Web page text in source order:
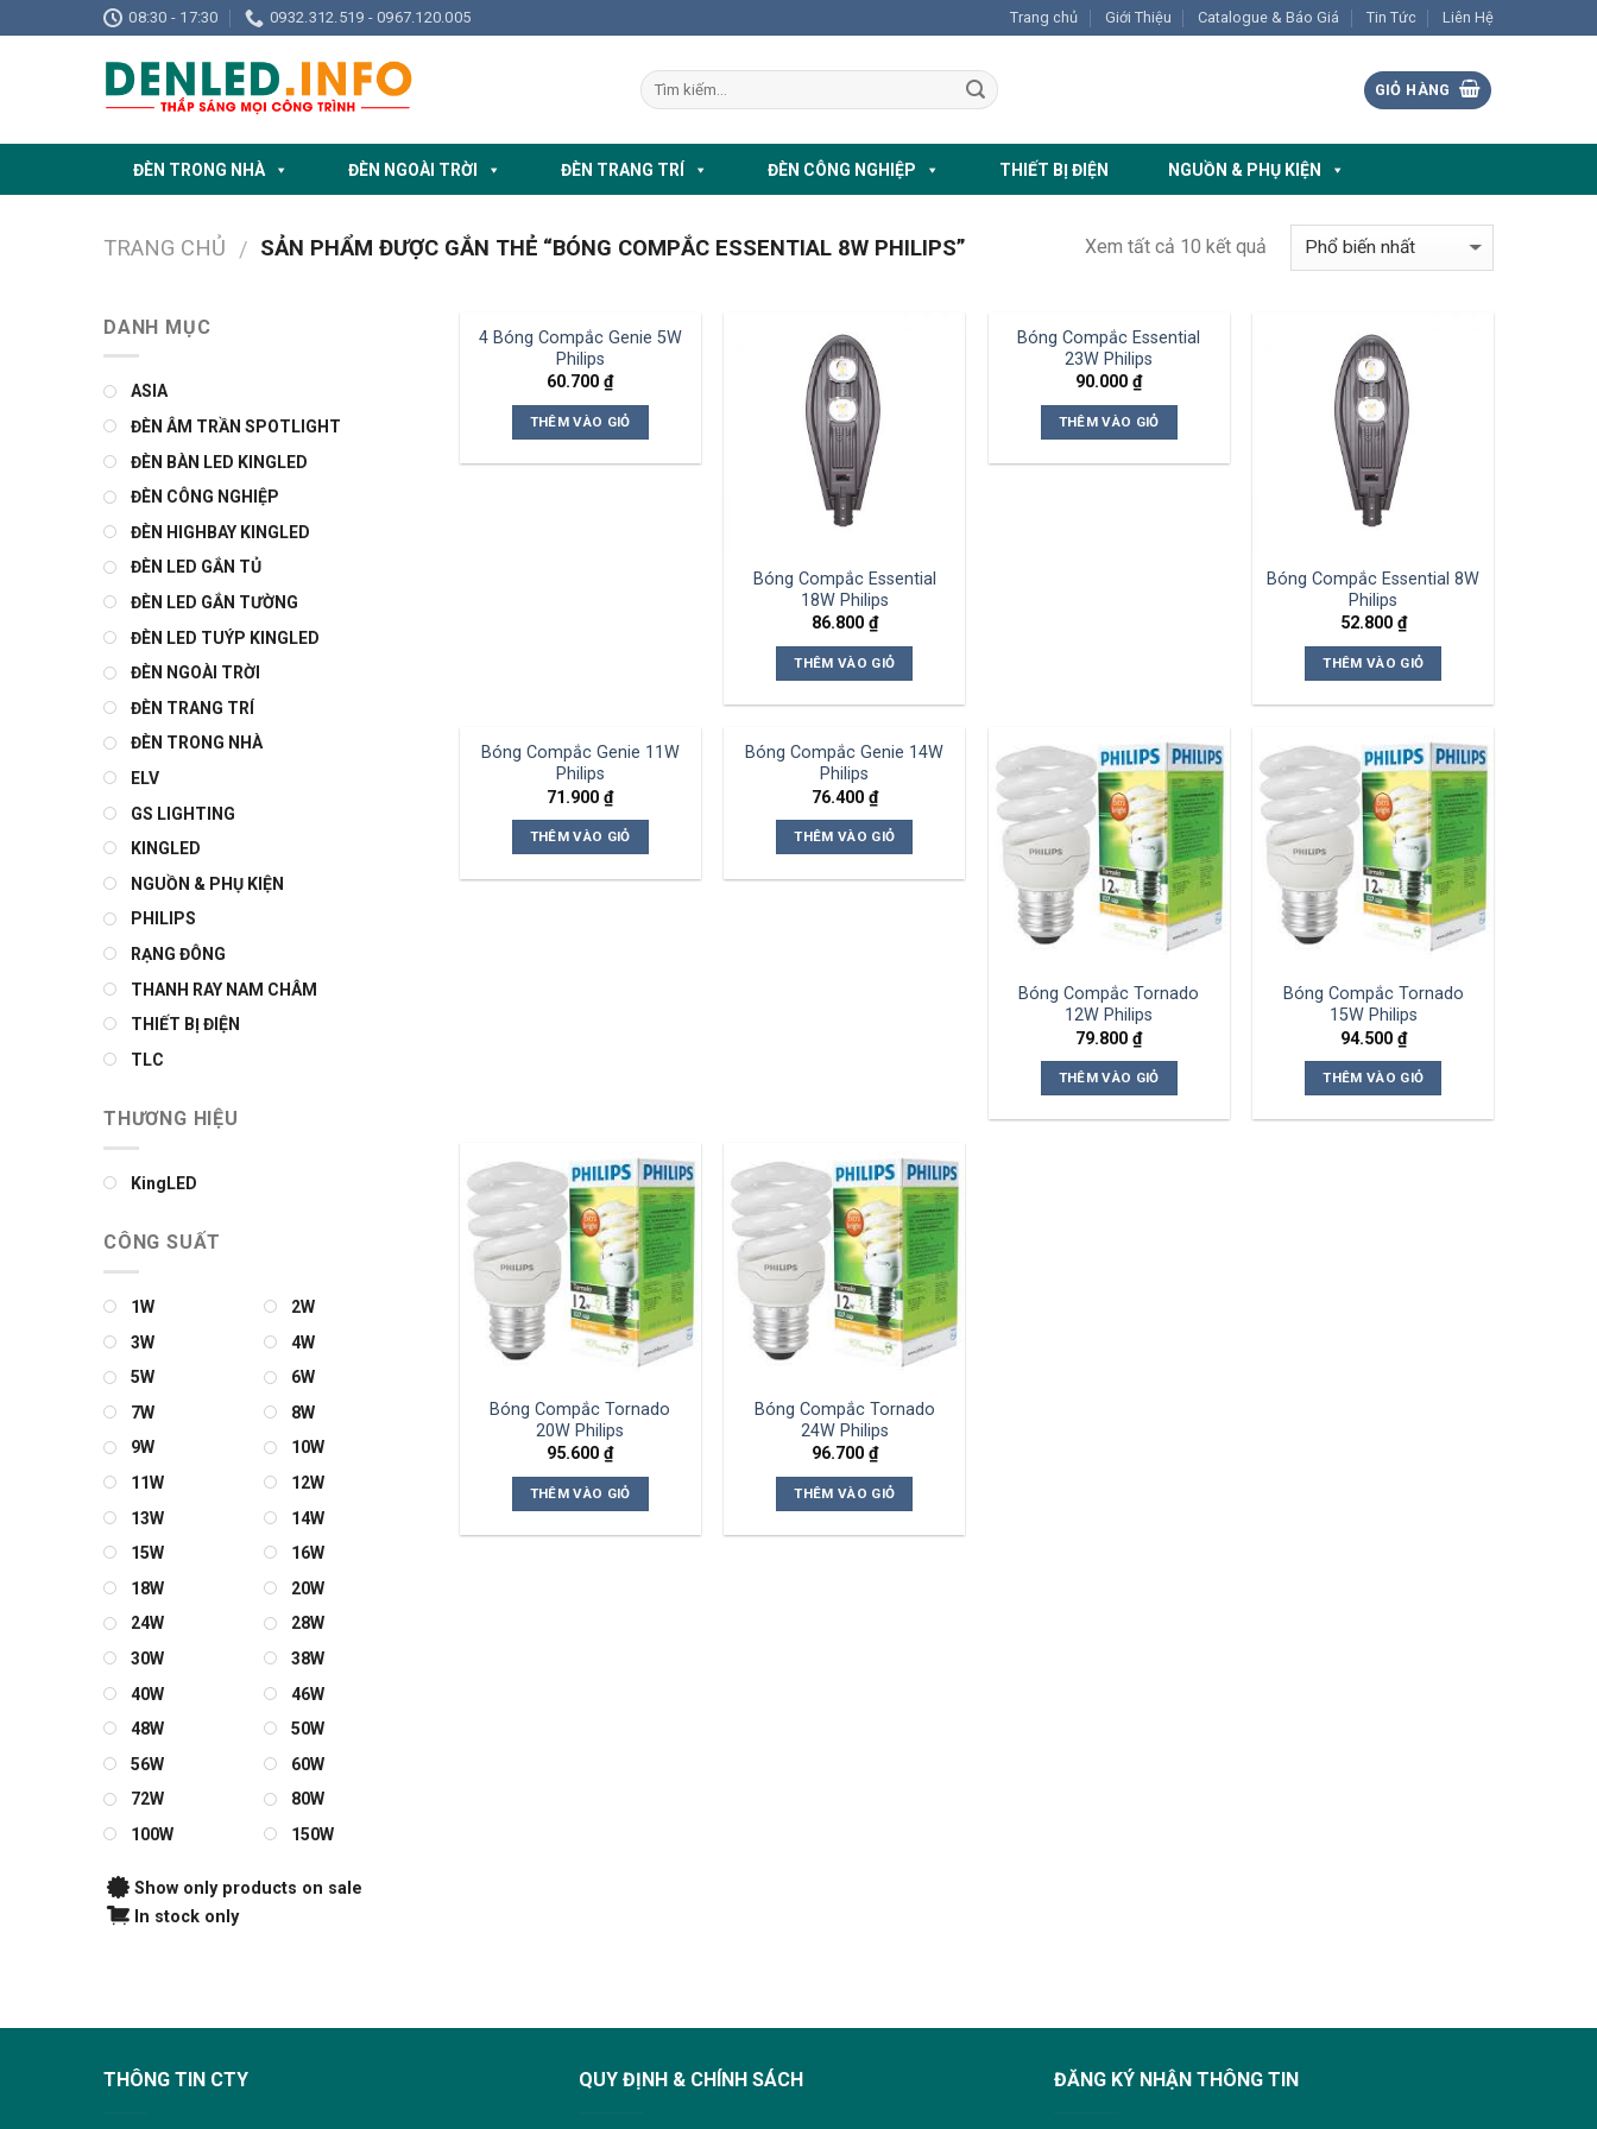
to
08:30 - 17:30 0932.312.519 - 0967.120.005 Trang chủ Giới Thiệu Catalogue & Báo Giá Tin Tức Liên Hệ
GIỎ HÀNG
ĐÈN TRONG NHÀ ĐÈN NGOÀI TRỜI ĐÈN TRANG TRÍ ĐÈN CÔNG NGHIỆP THIẾT BỊ ĐIỆN NGUỒN & PHỤ KIỆN
TRANG CHỦ / SẢN PHẨM ĐƯỢC GẮN THẺ “BÓNG COMPẮC ESSENTIAL 8W PHILIPS” Xem tất cả 10 kết quả
DANH MỤC
ASIA
ĐÈN ÂM TRẦN SPOTLIGHT
ĐÈN BÀN LED KINGLED
ĐÈN CÔNG NGHIỆP
ĐÈN HIGHBAY KINGLED
ĐÈN LED GẮN TỦ
ĐÈN LED GẮN TƯỜNG
ĐÈN LED TUÝP KINGLED
ĐÈN NGOÀI TRỜI
ĐÈN TRANG TRÍ
ĐÈN TRONG NHÀ
ELV
GS LIGHTING
KINGLED
NGUỒN & PHỤ KIỆN
PHILIPS
RẠNG ĐÔNG
THANH RAY NAM CHÂM
THIẾT BỊ ĐIỆN
TLC
THƯƠNG HIỆU
KingLED
CÔNG SUẤT
1W
2W
3W
4W
5W
6W
7W
8W
9W
10W
11W
12W
13W
14W
15W
16W
18W
20W
24W
28W
30W
38W
40W
46W
48W
50W
56W
60W
72W
80W
100W
150W
Show only products on sale
In stock only
4 Bóng Compắc Genie 5W
Philips
60.700₫
THÊM VÀO GIỎ
Bóng Compắc Essential
18W Philips
86.800 ₫
THÊM VÀO GIỎ
Bóng Compắc Essential
23W Philips
90.000₫
THÊM VÀO GIỎ
Bóng Compắc Essential 8W
Philips
52.800 ₫
THÊM VÀO GIỎ
Bóng Compắc Genie 11W
Philips
71.900₫
THÊM VÀO GIỎ
Bóng Compắc Genie 14W
Philips
76.400 ₫
THÊM VÀO GIỎ
Bóng Compắc Tornado
12W Philips
79.800₫
THÊM VÀO GIỎ
Bóng Compắc Tornado
15W Philips
94.500 ₫
THÊM VÀO GIỎ
Bóng Compắc Tornado
20W Philips
95.600₫
THÊM VÀO GIỎ
Bóng Compắc Tornado
24W Philips
96.700 ₫
THÊM VÀO GIỎ
THÔNG TIN CTY QUY ĐỊNH & CHÍNH SÁCH ĐĂNG KÝ NHẬN THÔNG TIN